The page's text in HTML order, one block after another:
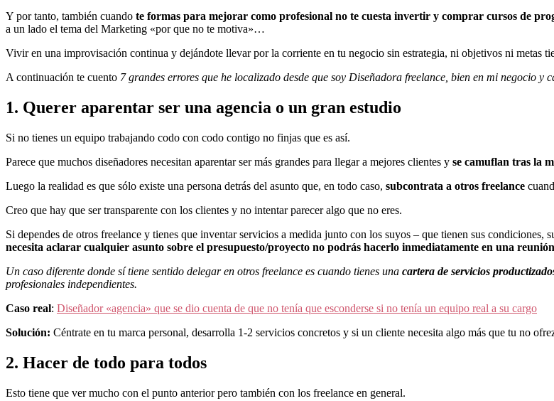
Y por tanto, también cuando te formas para mejorar como profesional no te cuesta invertir y comprar cursos de
a un lado el tema del Marketing «por que no te motiva»…
Vivir en una improvisación continua y dejándote llevar por la corriente en tu negocio sin estrategia, ni objetivos ni metas
A continuación te cuento 7 grandes errores que he localizado desde que soy Diseñadora freelance, bien en mi negocio
1. Querer aparentar ser una agencia o un gran estudio
Si no tienes un equipo trabajando codo con codo contigo no finjas que es así.
Parece que muchos diseñadores necesitan aparentar ser más grandes para llegar a mejores clientes y se camuflan tras la
Luego la realidad es que sólo existe una persona detrás del asunto que, en todo caso, subcontrata a otros freelance
Creo que hay que ser transparente con los clientes y no intentar parecer algo que no eres.
Si dependes de otros freelance y tienes que inventar servicios a medida junto con los suyos – que tienen sus
necesita aclarar cualquier asunto sobre el presupuesto/proyecto no podrás hacerlo inmediatamente en una
Un caso diferente donde sí tiene sentido delegar en otros freelance es cuando tienes una cartera de servicios
profesionales independientes.
Caso real: Diseñador «agencia» que se dio cuenta de que no tenía que esconderse si no tenía un equipo real a su cargo
Solución: Céntrate en tu marca personal, desarrolla 1-2 servicios concretos y si un cliente necesita algo más que tu no
2. Hacer de todo para todos
Esto tiene que ver mucho con el punto anterior pero también con los freelance en general.